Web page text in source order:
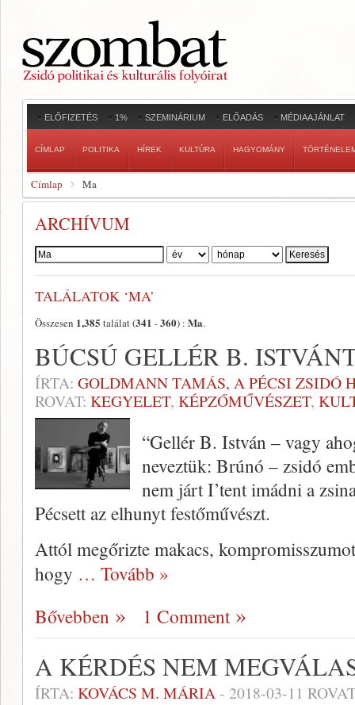
ELŐFIZETÉS 1% SZEMINÁRIUM ELŐADÁS MÉDIAAJÁNLAT
CÍMLAP POLITIKA HÍREK KULTÚRA HAGYOMÁNY
Címlap Ma
ARCHÍVUM
Szerző:
TALÁLATOK ‘MA’
Összesen 1,385 találat (341 -360) : Ma.
BÚCSÚ GELLÉR B.
ÍRTA: GOLDMANN TAMÁS, A PÉCSI ZSIDÓ
ROVAT: KEGYELET, KÉPZŐMŰVÉSZET,
“Gellér B. István – vagy
neveztük: Brúnó – zsidó
nem járt I’tent imádni a
Pécsett az elhunyt festőművészt.
Attól megőrizte makacs,
hogy … Tovább »
Bővebben
1 Comment
A KÉRDÉS NEM
ÍRTA: KOVÁCS M. MÁRIA- 2018-03-11